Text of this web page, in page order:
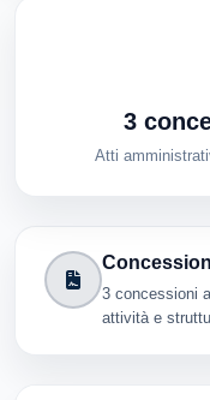
3
Atti
3 concessioni
attività e